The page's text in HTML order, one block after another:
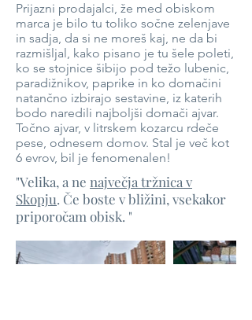
Prijazni prodajalci, že med obiskom
marca je bilo tu toliko sočne zelenjave
in sadja, da si ne moreš kaj, ne da bi
razmišljal, kako pisano je tu šele poleti,
ko se stojnice šibijo pod težo lubenic,
paradižnikov, paprike in ko domačini
natančno izbirajo sestavine, iz katerih
bodo naredili najboljši domači ajvar.
Točno ajvar, v litrskem kozarcu rdeče
pese, odnesem domov. Stal je več kot
6 evrov, bil je fenomenalen!
"Velika, a ne največja tržnica v
Skopju. Če boste v bližini, vsekakor
priporočam obisk. "